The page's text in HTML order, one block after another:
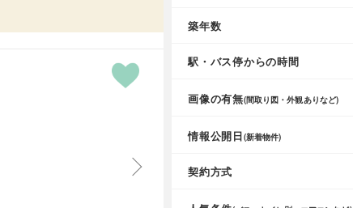
築年数
駅・バス停からの時間
画像の有無(間取り図・外観ありなど)
情報公開日(新着物件)
契約方式